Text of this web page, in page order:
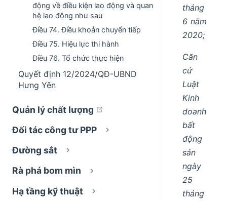
động về điều kiện lao động và quan
hệ lao động như sau
Điều 74. Điều khoản chuyển tiếp
Điều 75. Hiệu lực thi hành
Điều 76. Tổ chức thực hiện
Quyết định 12/2024/QĐ-UBND
Hưng Yên
Quản lý chất lượng
open in new window
Đối tác công tư PPP
Đường sắt
Rà phá bom mìn
Hạ tầng kỹ thuật
tháng
6 năm
2020;
Căn
cứ
Luật
Kinh
doanh
bất
động
sản
ngày
25
tháng